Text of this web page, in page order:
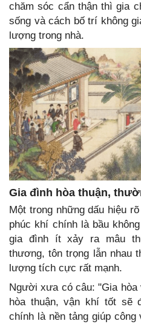
chăm sóc cẩn thận thì gia
sống và cách bố trí không
lượng trong nhà.
Gia đình hòa thuận,
Một trong những dấu hiệu
phúc khí chính là bầu
gia đình ít xảy ra mâu
thương, tôn trọng lẫn nhau
lượng tích cực rất mạnh.
Người xưa có câu: "Gia
hòa thuận, vận khí tốt
chính là nền tảng giúp